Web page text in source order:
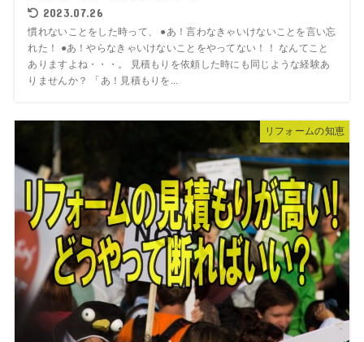
2023.07.26
慣れないことをした時って、 ●あ！言わなきゃいけないことを言い忘
れた！ ●あ！やらなきゃいけないことをやってない！！ なんてこと
ありますよね・・・。 見積もりを依頼した時にも同じような経験あ
りませんか？ 「あ！見積もりを...
リフォームの知恵